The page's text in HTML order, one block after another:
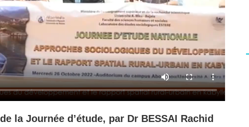
la Journée d’étude, par Dr BESSAI Rachid